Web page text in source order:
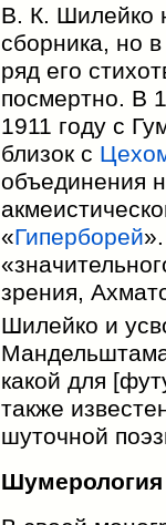
В. К. Шилейко
сборника, но
ряд его
посмертно. В
1911 году с
близок с
объединения
«Гиперборей
зрения,
Шилейко и
какой для
также
шуточной
Шумерология